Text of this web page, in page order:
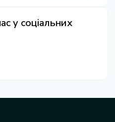
у соціальних